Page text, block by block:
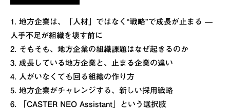
1. 地方企業は、「人材」ではなく“戦略”で成長が止まる —
人手不足が組織を壊す前に
2. そもそも、地方企業の組織課題はなぜ起きるのか
3. 成長している地方企業と、止まる企業の違い
4. 人がいなくても回る組織の作り方
5. 地方企業がチャレンジする、新しい採用戦略
6. 「CASTER NEO Assistant」という選択肢